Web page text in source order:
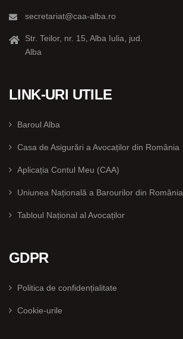
secretariat@caa-alba.ro
Str. Teilor, nr. 15, Alba Iulia, jud.
Alba
LINK-URI UTILE
Baroul Alba
Casa de Asigurări a Avocaților din România
Aplicația Contul Meu (CAA)
Uniunea Națională a Barourilor din România
Tabloul Național al Avocaților
GDPR
Politica de confidențialitate
Cookie-urile